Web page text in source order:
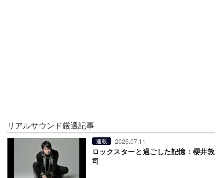
リアルサウンド厳選記事
連載 2026.07.11
ロックスターと過ごした記憶：櫻井敦
司